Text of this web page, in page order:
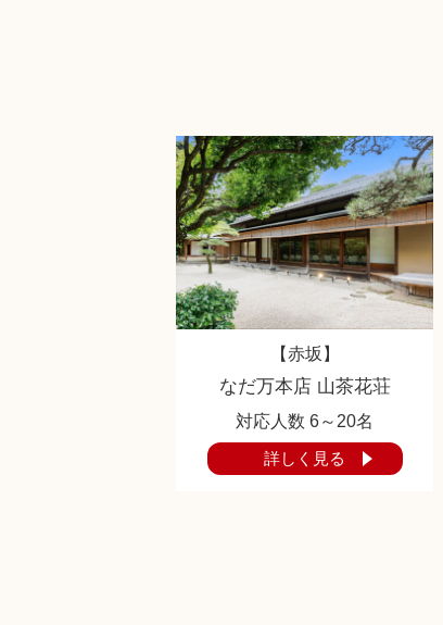
【赤坂】
なだ万本店 山茶花荘
対応人数 6～20名
詳しく見る